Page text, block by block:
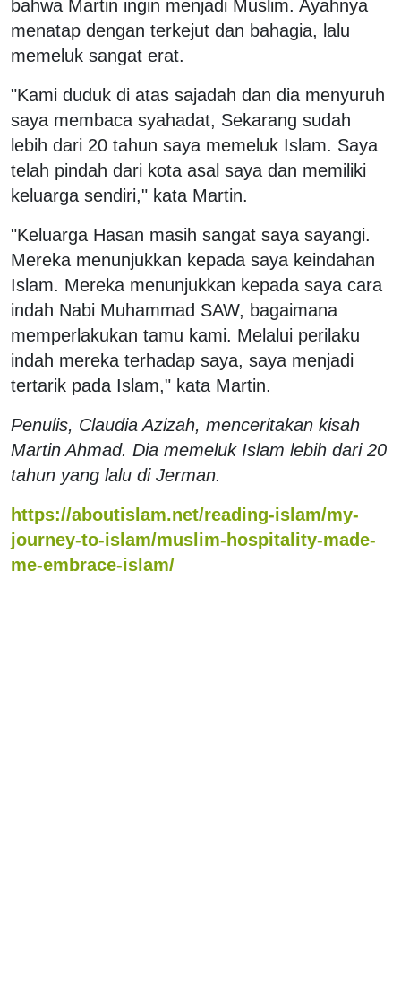
bahwa Martin ingin menjadi Muslim. Ayahnya
menatap dengan terkejut dan bahagia, lalu
memeluk sangat erat.
"Kami duduk di atas sajadah dan dia menyuruh
saya membaca syahadat, Sekarang sudah
lebih dari 20 tahun saya memeluk Islam. Saya
telah pindah dari kota asal saya dan memiliki
keluarga sendiri," kata Martin.
"Keluarga Hasan masih sangat saya sayangi.
Mereka menunjukkan kepada saya keindahan
Islam. Mereka menunjukkan kepada saya cara
indah Nabi Muhammad SAW, bagaimana
memperlakukan tamu kami. Melalui perilaku
indah mereka terhadap saya, saya menjadi
tertarik pada Islam," kata Martin.
Penulis, Claudia Azizah, menceritakan kisah
Martin Ahmad. Dia memeluk Islam lebih dari 20
tahun yang lalu di Jerman.
https://aboutislam.net/reading-islam/my-
journey-to-islam/muslim-hospitality-made-
me-embrace-islam/